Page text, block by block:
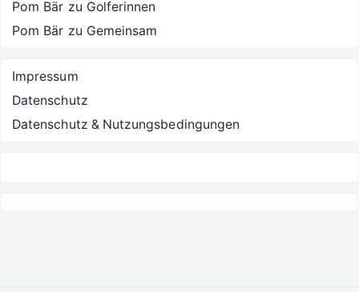
Pom Bär zu Golferinnen
Pom Bär zu Gemeinsam
Impressum
Datenschutz
Datenschutz & Nutzungsbedingungen